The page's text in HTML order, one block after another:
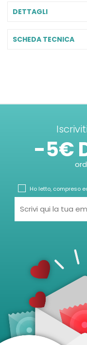
DETTAGLI
SCHEDA TECNICA
-5€
Ho letto, compreso